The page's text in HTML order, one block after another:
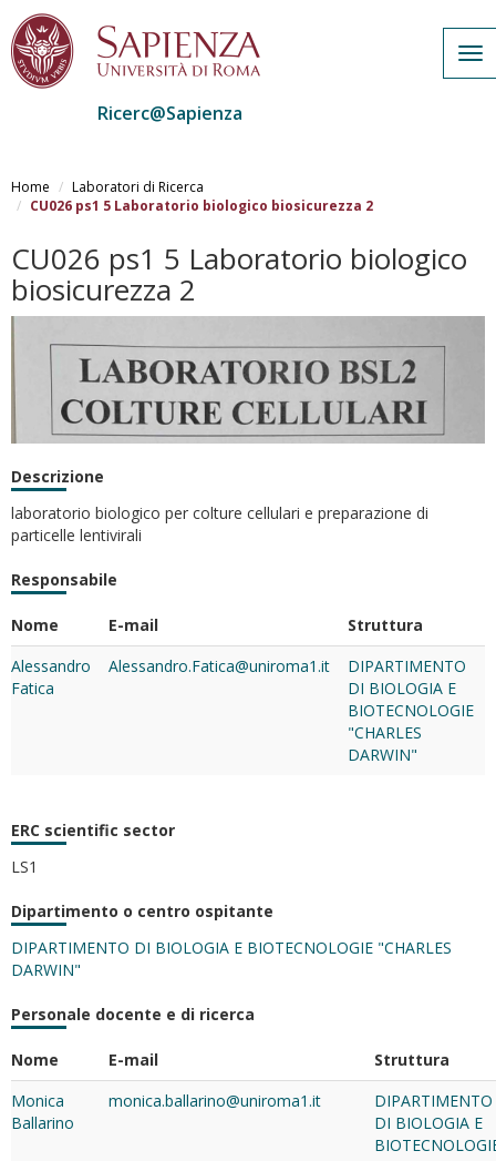
al
contenuto
Ricerc@Sapienza
Home
Laboratori di Ricerca
CU026 ps1 5 Laboratorio biologico biosicurezza 2
CU026 ps1 5 Laboratorio biologico
biosicurezza 2
Descrizione
laboratorio biologico per colture cellulari e preparazione di
particelle lentivirali
Responsabile
Nome E-mail
Struttura
Alessandro
Fatica
Alessandro.Fatica@uniroma1.it
DIPARTIMENTO
DI BIOLOGIA E
BIOTECNOLOGIE
"CHARLES
DARWIN"
ERC scientific sector
LS1
Dipartimento o centro ospitante
DIPARTIMENTO DI BIOLOGIA E BIOTECNOLOGIE "CHARLES
DARWIN"
Personale docente e di ricerca
Nome E-mail
Struttura
Monica
Ballarino
monica.ballarino@uniroma1.it
DIPARTIMENTO
DI BIOLOGIA E